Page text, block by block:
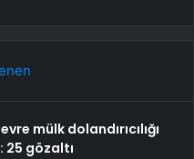
mülk dolandırıcılığı
25 gözaltı